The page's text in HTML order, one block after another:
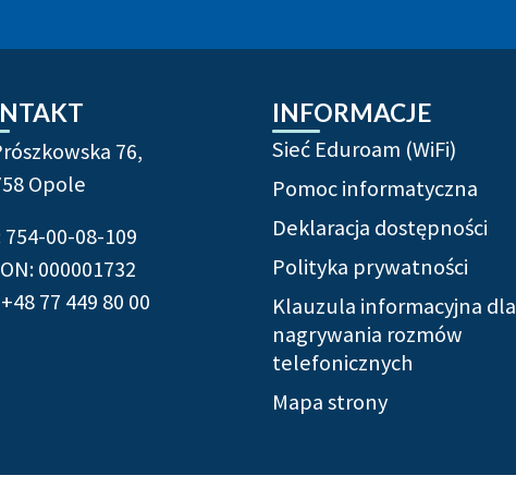
uzupełniające
76,
Opole
754-00-08-109
000001732
77 449 80 00
INFORMACJE
Sieć Eduroam (WiFi)
Pomoc informatyczna
Deklaracja dostępności
Polityka prywatności
Klauzula informacyjna dla
nagrywania rozmów
telefonicznych
Mapa strony